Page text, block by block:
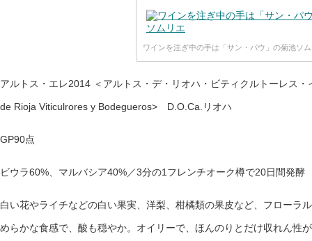
ワインを注ぎ中の手は「サン・パウ」の菊池ソ
アルトス・エレ2014 ＜アルトス・デ・リオハ・ビティクルトーレス
de Rioja Viticulrores y Bodegueros> D.O.Ca.リオハ
GP90点
ビウラ60%、マルバシア40%／3分の1フレンチオーク樽で20日間発酵
白い花やライチなどの白い果実、洋梨、柑橘類の果皮など、フローラ
めらかな食感で、酸も穏やか。オイリーで、ほんのりとだけ収れん性